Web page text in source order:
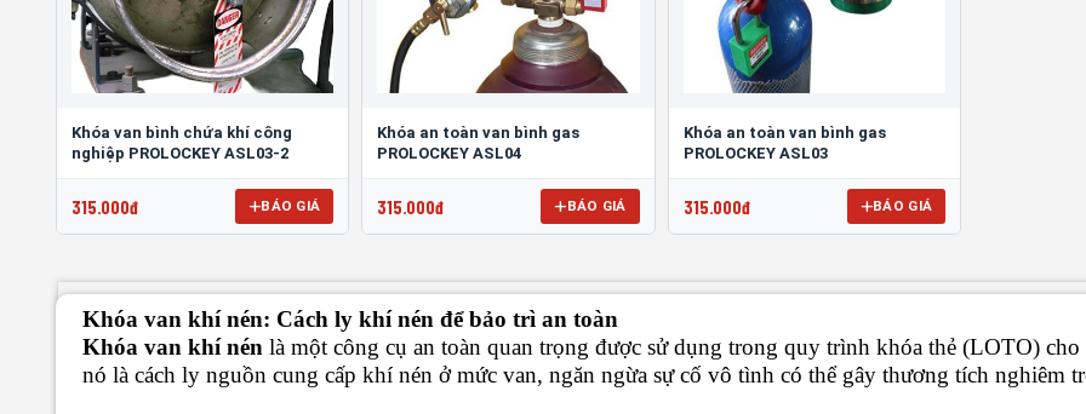
Khóa van bình chứa khí công
nghiệp PROLOCKEY ASL03-2
315.000đ BÁO GIÁ
Khóa an toàn van bình gas
PROLOCKEY ASL04
315.000đ BÁO GIÁ
Khóa an toàn van bình gas
PROLOCKEY ASL03
315.000đ BÁO GIÁ
Khóa van khí nén: Cách ly khí nén để bảo trì an toàn
Khóa van khí nén là một công cụ an toàn quan trọng được sử dụng trong quy trình khóa thẻ (LOTO)
nó là cách ly nguồn cung cấp khí nén ở mức van, ngăn ngừa sự cố vô tình có thể gây thương tích nghiêm